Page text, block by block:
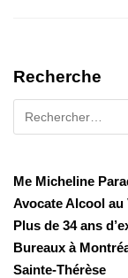
Recherche
Me Micheline
Avocate Alcool
Plus de 34 ans
Bureaux à
Sainte-Thérèse